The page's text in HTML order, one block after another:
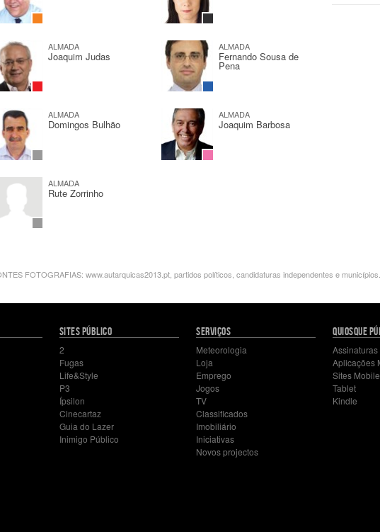
ALMADA
Joaquim Judas
ALMADA
Fernando Sousa de
Pena
ALMADA
Domingos Bulhão
ALMADA
Joaquim Barbosa
ALMADA
Rute Zorrinho
FOTOGRAFIAS: www.autarquicas2013.pt, partidos políticos, candidaturas independentes e municípios.
SITES PÚBLICO
2
Fugas
Life&Style
P3
Ípsilon
Cinecartaz
Guia do Lazer
Inimigo Público
SERVIÇOS
Meteorologia
Loja
Emprego
Jogos
TV
Classificados
Imobiliário
Iniciativas
Novos projectos
QUIOSQUE
Assinaturas
Aplicações
Sites Mobile
Tablet
Kindle